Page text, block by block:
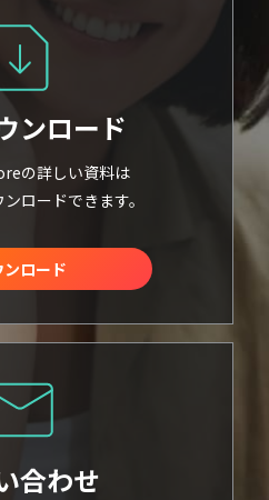
ンロード
の詳しい資料は
ロードできます。
ロード
合わせ